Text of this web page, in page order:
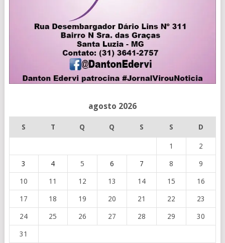
agosto 2026
S T Q Q S S D
1 2
3 4 5 6 7 8 9
10 11 12 13 14 15 16
17 18 19 20 21 22 23
24 25 26 27 28 29 30
31